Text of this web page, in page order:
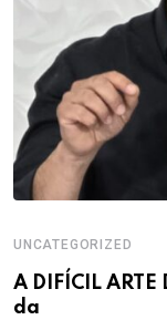
UNCATEGORIZED
A DIFÍCIL ARTE
da